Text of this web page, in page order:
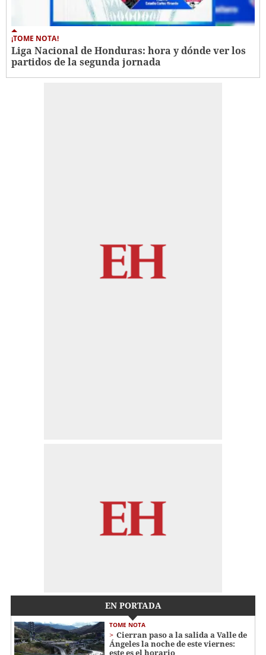
¡TOME NOTA!
Liga Nacional de Honduras: hora y dónde ver los
partidos de la segunda jornada
EN PORTADA
TOME NOTA
Cierran paso a la salida a Valle de
Ángeles la noche de este viernes:
este es el horario